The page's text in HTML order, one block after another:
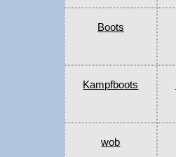
Boots
Kampfboots
wob